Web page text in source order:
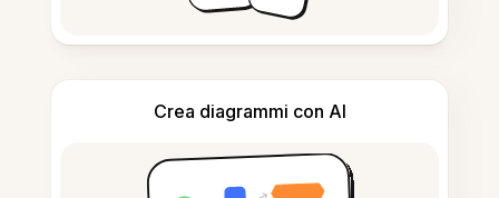
Crea diagrammi con AI